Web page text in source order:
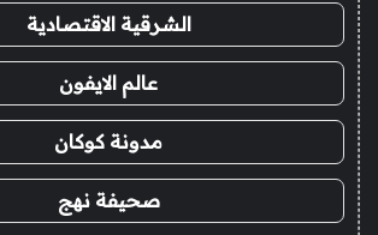
الشرقية الاقتصادية
عالم الايفون
مدونة كوكان
صحيفة نهج